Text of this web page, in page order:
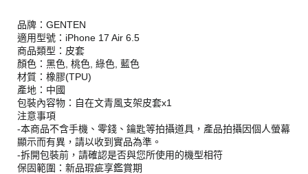
品牌：GENTEN
適用型號：iPhone 17 Air 6.5
商品類型：皮套
顏色：黑色, 桃色, 綠色, 藍色
材質：橡膠(TPU)
產地：中國
包裝內容物：自在文青風支架皮套x1
注意事項
-本商品不含手機、零錢、鑰匙等拍攝道具，產品拍攝因個人螢幕
顯示而有異，請以收到實品為準。
-拆開包裝前，請確認是否與您所使用的機型相符
保固範圍：新品瑕疵享鑑賞期